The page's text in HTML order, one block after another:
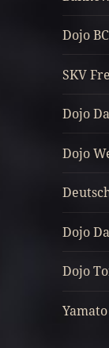
Dojo
SKV
Dojo
Dojo
Dojo
Dojo